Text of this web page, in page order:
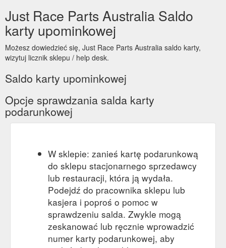
Just Race Parts Australia Saldo
karty upominkowej
Możesz dowiedzieć się, Just Race Parts Australia saldo karty,
wizytuj licznik sklepu / help desk.
Saldo karty upominkowej
Opcje sprawdzania salda karty
podarunkowej
W sklepie: zanieś kartę podarunkową
do sklepu stacjonarnego sprzedawcy
lub restauracji, która ją wydała.
Podejdź do pracownika sklepu lub
kasjera i poproś o pomoc w
sprawdzeniu salda. Zwykle mogą
zeskanować lub ręcznie wprowadzić
numer karty podarunkowej, aby